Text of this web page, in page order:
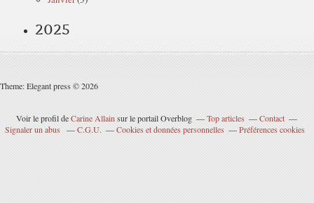
2025
Theme: Elegant press © 2026
Voir le profil deCarine Allainsur le portail Overblog Top articles
Contact
Signaler un abus
C.G.U. Cookies et données personnelles Préférences cookies